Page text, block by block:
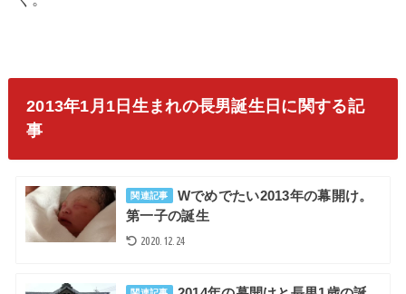
2013年1月1日生まれの長男誕生日に関する記
事
関連記事
Wでめでたい2013年の幕開け。
第一子の誕生
2020.12.24